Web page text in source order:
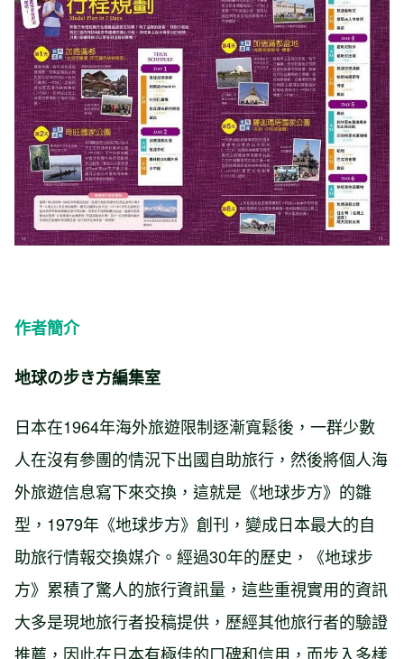
作者簡介
地球の步き方編集室
日本在1964年海外旅遊限制逐漸寬鬆後，一群少數
人在沒有參團的情況下出國自助旅行，然後將個人海
外旅遊信息寫下來交換，這就是《地球步方》的雛
型，1979年《地球步方》創刊，變成日本最大的自
助旅行情報交換媒介。經過30年的歷史，《地球步
方》累積了驚人的旅行資訊量，這些重視實用的資訊
大多是現地旅行者投稿提供，歷經其他旅行者的驗證
推薦，因此在日本有極佳的口碑和信用，而步入多樣